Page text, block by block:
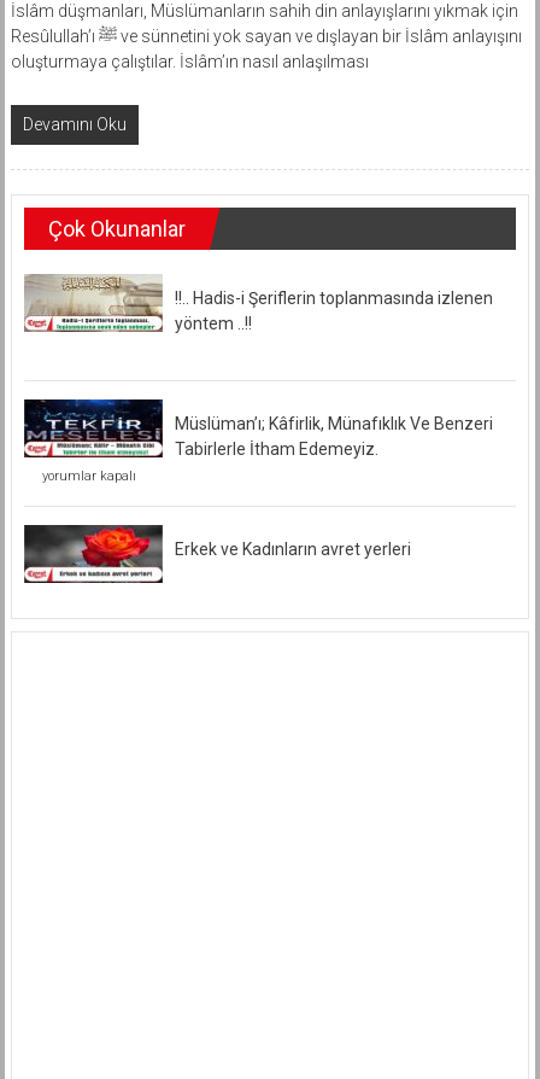
İslâm düşmanları, Müslümanların sahih din anlayışlarını yıkmak için
Resûlullah’ı ﷺ ve sünnetini yok sayan ve dışlayan bir İslâm anlayışını
oluşturmaya çalıştılar. İslâm’ın nasıl anlaşılması
Devamını Oku
Çok Okunanlar
!!.. Hadis-i Şeriflerin toplanmasında izlenen
yöntem ..!!
Müslüman’ı; Kâfirlik, Münafıklık Ve Benzeri
Tabirlerle İtham Edemeyiz.
Müslüman’ı;
Münafıklık
Ve
Benzeri
Tabirlerle
İtham
yorumlar kapalı
Erkek ve Kadınların avret yerleri